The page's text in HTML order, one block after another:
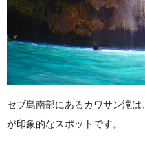
セブ島南部にあるカワサン滝は、
が印象的なスポットです。